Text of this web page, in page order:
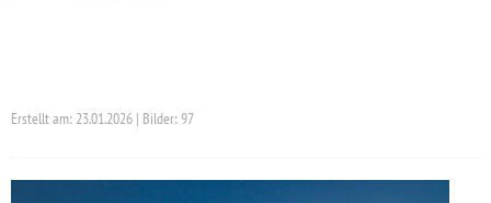
Erstellt am: 23.01.2026 | Bilder: 97